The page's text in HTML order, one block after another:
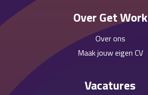
Over Get Work
Over ons
Maak jouw eigen CV
Vacatures